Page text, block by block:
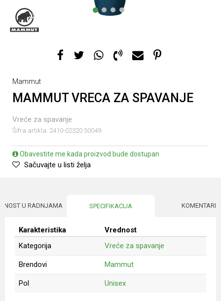
1 2 3 4
Mammut
MAMMUT VRECA ZA SPAVANJE
Vreće za spavanje
Šifra artikla: 2410-02320 50049
Obavestite me kada proizvod bude dostupan
Sačuvajte u listi želja
U RADNJAMA SPECIFIKACIJA KOMENTARI
Karakteristika
Vrednost
Kategorija
Vreće za spavanje
Brendovi Mammut
Pol Unisex